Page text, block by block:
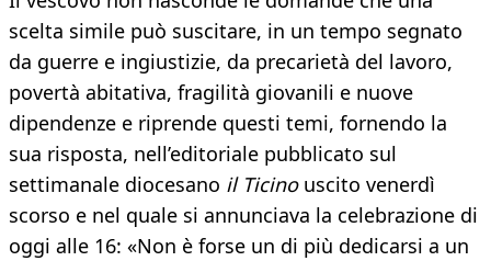
scelta simile può suscitare, in un tempo segnato
da guerre e ingiustizie, da precarietà del lavoro,
povertà abitativa, fragilità giovanili e nuove
dipendenze e riprende questi temi, fornendo la
sua risposta, nell’editoriale pubblicato sul
settimanale diocesano il Ticinouscito venerdì
scorso e nel quale si annunciava la celebrazione di
oggi alle 16: «Non è forse un di più dedicarsi a un